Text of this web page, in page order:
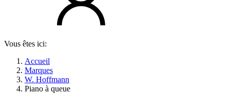
Vous êtes ici:
Accueil
Marques
W. Hoffmann
Piano à queue